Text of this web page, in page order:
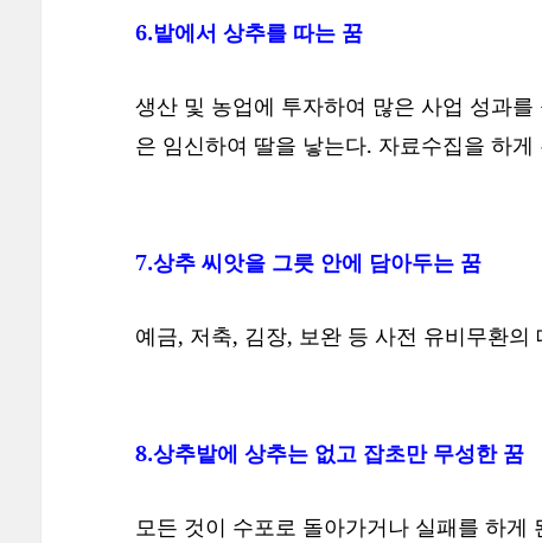
6.밭에서 상추를 따는 꿈
생산 및 농업에 투자하여 많은 사업 성과
은 임신하여 딸을 낳는다. 자료수집을 하게
7.상추 씨앗을 그릇 안에 담아두는 꿈
예금, 저축, 김장, 보완 등 사전 유비무환의
8.상추밭에 상추는 없고 잡초만 무성한 꿈
모든 것이 수포로 돌아가거나 실패를 하게